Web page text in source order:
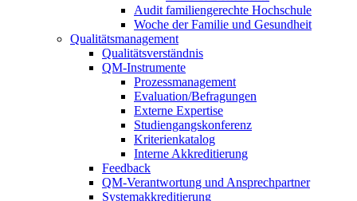
Audit familiengerechte Hochschule
Woche der Familie und Gesundheit
Qualitätsmanagement
Qualitätsverständnis
QM-Instrumente
Prozessmanagement
Evaluation/Befragungen
Externe Expertise
Studiengangskonferenz
Kriterienkatalog
Interne Akkreditierung
Feedback
QM-Verantwortung und Ansprechpartner
Systemakkreditierung